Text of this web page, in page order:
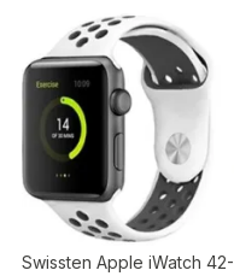
Swissten Apple iWatch 42-